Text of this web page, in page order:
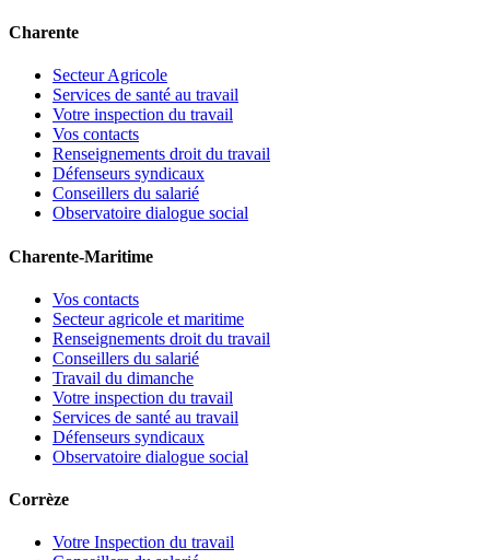
Charente
Secteur Agricole
Services de santé au travail
Votre inspection du travail
Vos contacts
Renseignements droit du travail
Défenseurs syndicaux
Conseillers du salarié
Observatoire dialogue social
Charente-Maritime
Vos contacts
Secteur agricole et maritime
Renseignements droit du travail
Conseillers du salarié
Travail du dimanche
Votre inspection du travail
Services de santé au travail
Défenseurs syndicaux
Observatoire dialogue social
Corrèze
Votre Inspection du travail